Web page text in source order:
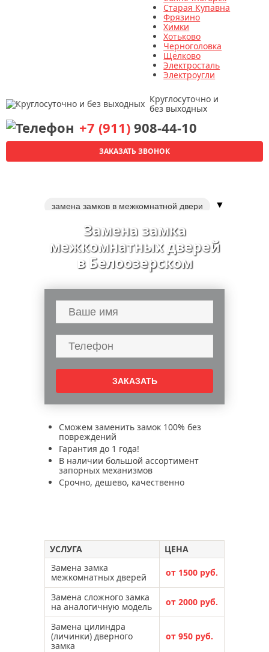
Старая Купавна
Фрязино
Химки
Хотьково
Черноголовка
Щелково
Электросталь
Электроугли
Круглосуточно и
без выходных
+7 (911) 908-44-10
ЗАКАЗАТЬ ЗВОНОК
замена замков в межкомнатной двери
замена замка в металлической двери
врезка замков в металлические входные
вскрытие и замена замков
установка наличников на межкомнатные
двери
установить межкомнатную дверь с одной
створкой
в межкомнатную дверь
межкомнатная дверь
установка замков электромеханических
установка электронного замка
взлом замков
навесных замков
установка двери гармошка
без повреждения двери
замена дверного полотна в старую
коробку
замена
▼
Замена замка
межкомнатных дверей
в Белоозерском
Сможем заменить замок 100% без
повреждений
Гарантия до 1 года!
В наличии большой ассортимент
запорных механизмов
Срочно, дешево, качественно
УСЛУГА
ЦЕНА
Замена замка
межкомнатных дверей
от 1500 руб.
Замена сложного замка
на аналогичную модель
от 2000 руб.
Замена цилиндра
(личинки) дверного
замка
от 950 руб.